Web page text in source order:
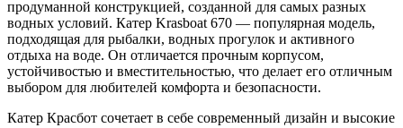
продуманной конструкцией, созданной для самых разных
водных условий. Катер Krasboat 670 — популярная модель,
подходящая для рыбалки, водных прогулок и активного
отдыха на воде. Он отличается прочным корпусом,
устойчивостью и вместительностью, что делает его отличным
выбором для любителей комфорта и безопасности.
Катер Красбот сочетает в себе современный дизайн и высокие